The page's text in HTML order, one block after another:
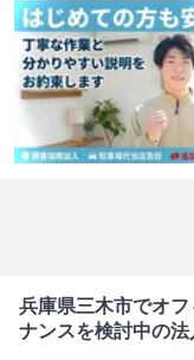
兵庫県三木市でオ
ナンスを検討中の法